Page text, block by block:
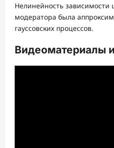
Нелинейность зависимости
модератора была
гауссовских процессов.
Видеоматериалы